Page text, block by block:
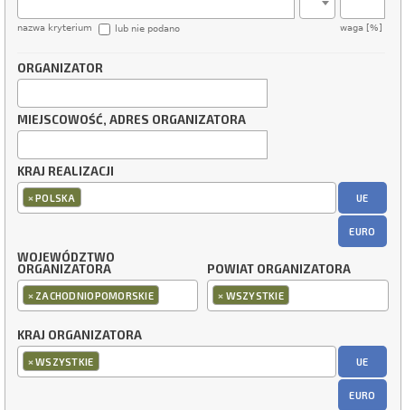
nazwa kryterium waga [%]
lub nie podano
ORGANIZATOR
MIEJSCOWOŚĆ, ADRES ORGANIZATORA
KRAJ REALIZACJI
×POLSKA UE
EURO
WOJEWÓDZTWO
ORGANIZATORA
× ZACHODNIOPOMORSKIE
POWIAT ORGANIZATORA
× WSZYSTKIE
KRAJ ORGANIZATORA
×WSZYSTKIE UE
EURO